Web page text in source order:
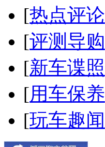
[热点评论
[评测导购
[新车谍照
[用车保养
[玩车趣闻